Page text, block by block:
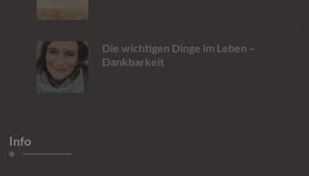
Die wichtigen Dinge im Leben –
Dankbarkeit
Info